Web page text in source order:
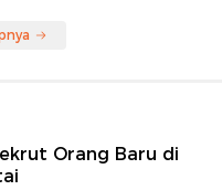
Orang Baru di